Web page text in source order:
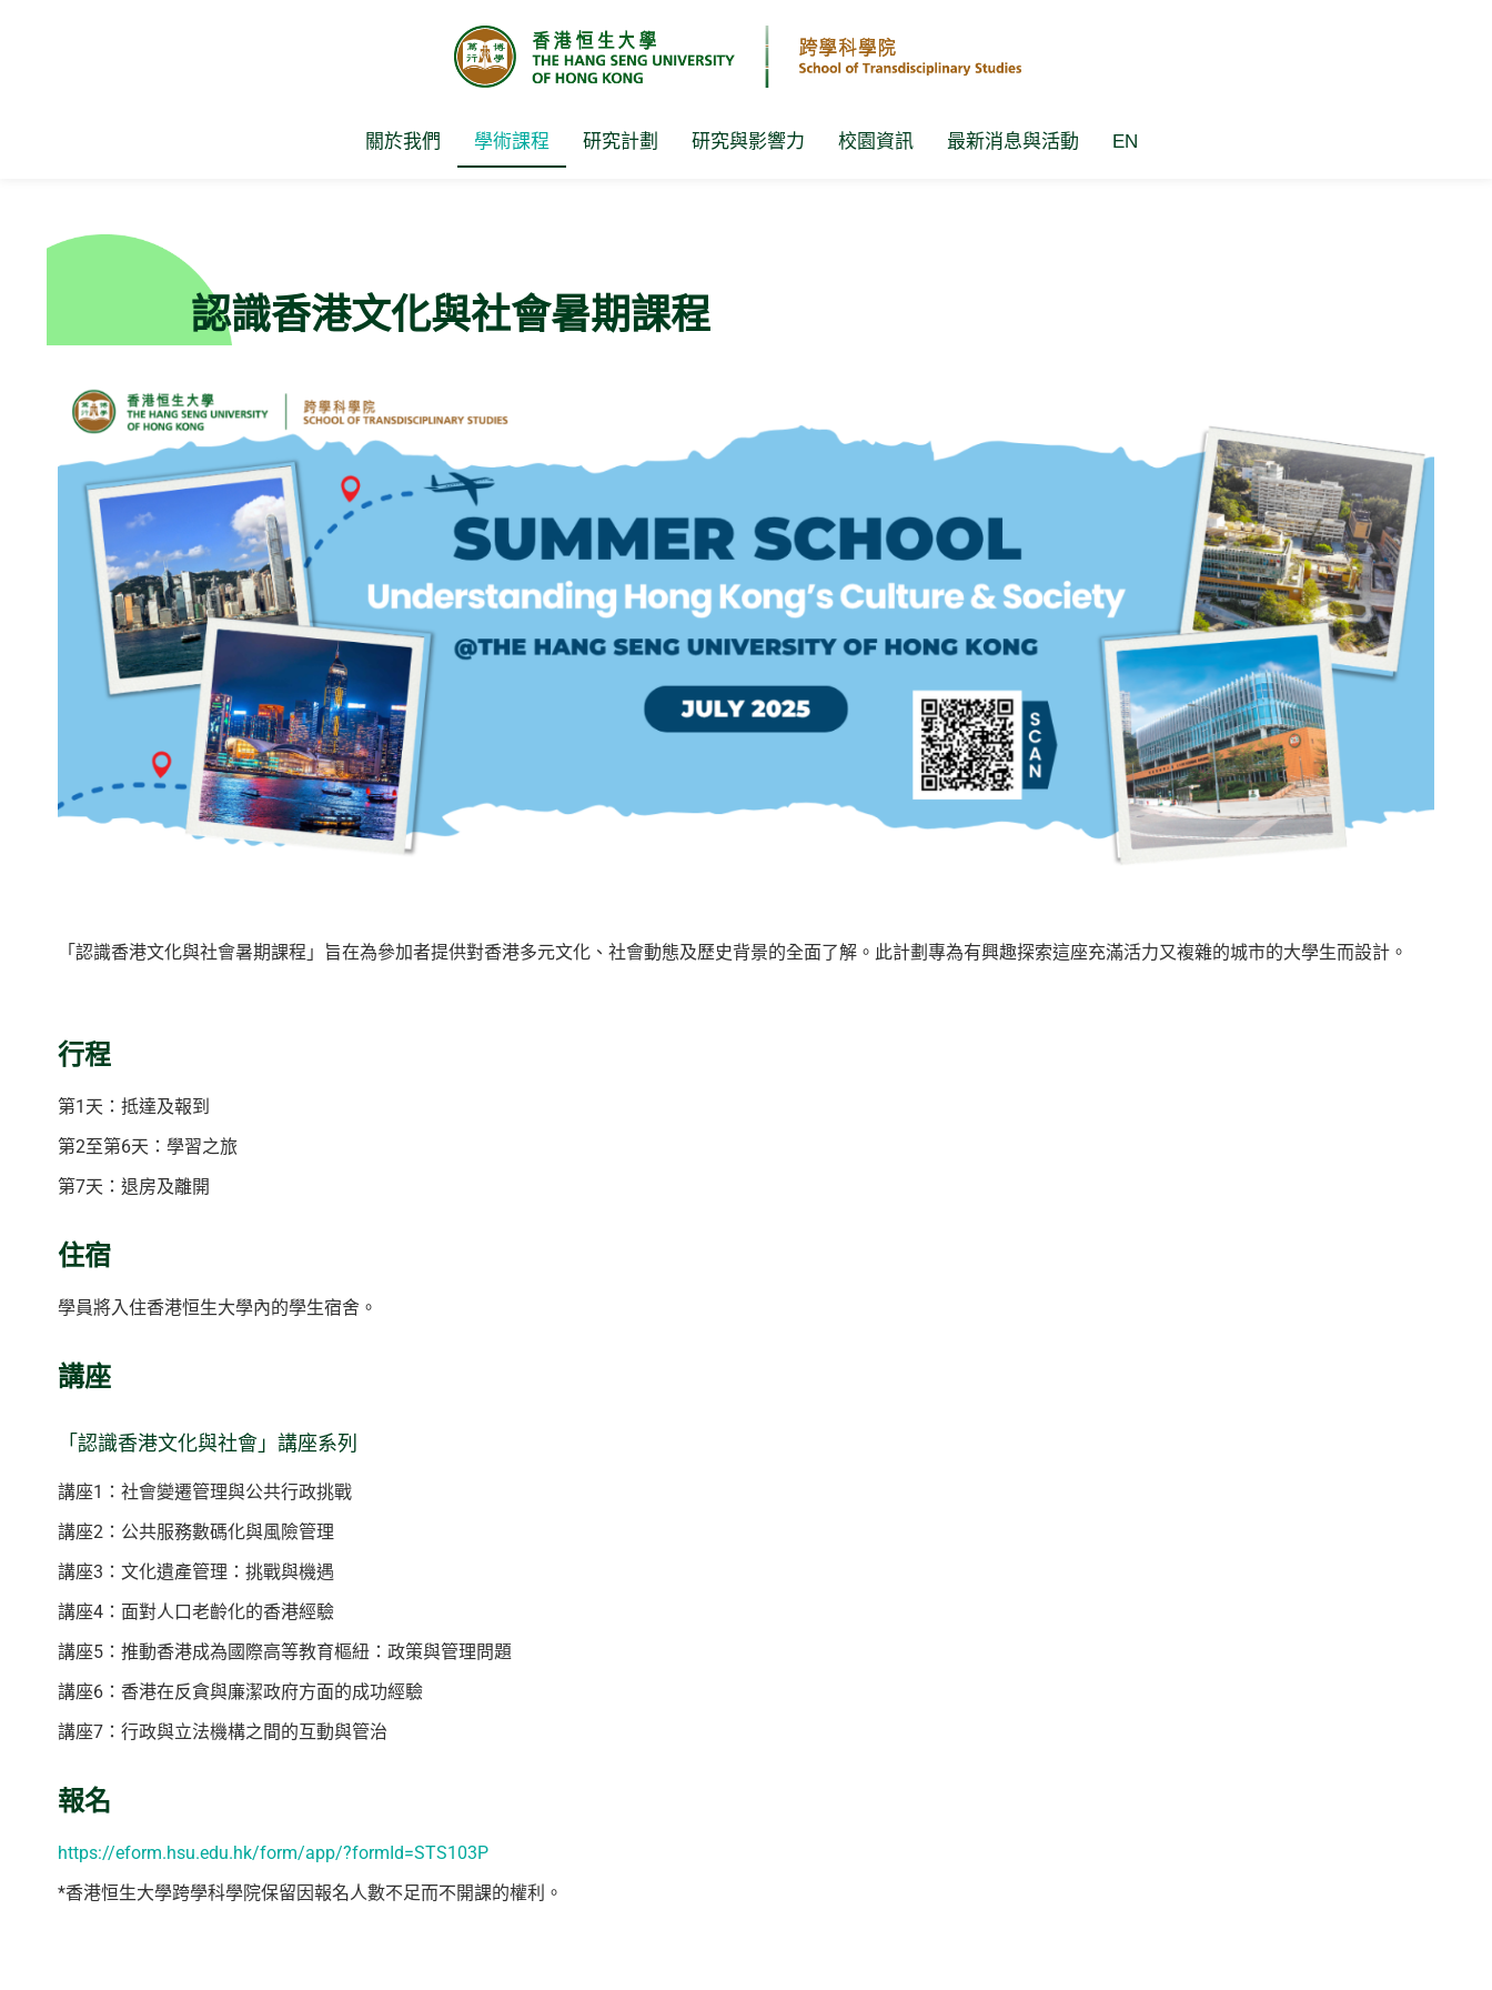
關於我們 學術課程 研究計劃 研究與影響力 校園資訊 最新消息與活動 EN
認識香港文化與社會暑期課程
「認識香港文化與社會暑期課程」旨在為參加者提供對香港多元文化、社會動態及歷史背景的全面了解。此計劃專為有興趣探索這座充滿活力又複雜的城市的大學生而設計。
行程
第1天：抵達及報到
第2至第6天：學習之旅
第7天：退房及離開
住宿
學員將入住香港恒生大學內的學生宿舍。
講座
「認識香港文化與社會」講座系列
講座1：社會變遷管理與公共行政挑戰
講座2：公共服務數碼化與風險管理
講座3：文化遺產管理：挑戰與機遇
講座4：面對人口老齡化的香港經驗
講座5：推動香港成為國際高等教育樞紐：政策與管理問題
講座6：香港在反貪與廉潔政府方面的成功經驗
講座7：行政與立法機構之間的互動與管治
報名
https://eform.hsu.edu.hk/form/app/?formId=STS103P
*香港恒生大學跨學科學院保留因報名人數不足而不開課的權利。